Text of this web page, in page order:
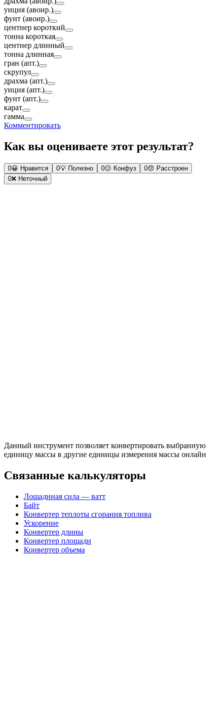
унция (авоир.)
фунт (авоир.)
центнер короткий
тонна короткая
центнер длинный
тонна длинная
гран (апт.)
скрупул
драхма (апт.)
унция (апт.)
фунт (апт.)
карат
гамма
Комментировать
Как вы оцениваете этот результат?
0😀 Нравится 0💡 Полезно 0😕 Конфуз 0😞 Расстроен
0❌ Неточный
Данный инструмент позволяет конвертировать выбранную
единицу массы в другие единицы измерения массы онлайн
Связанные калькуляторы
Лошадиная сила — ватт
Байт
Конвертер теплоты сгорания топлива
Ускорение
Конвертер длины
Конвертер площади
Конвертер объема